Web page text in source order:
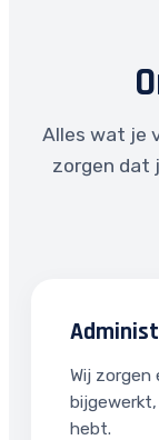
Alles wat je
zorgen dat
Wij zorgen
hebt.